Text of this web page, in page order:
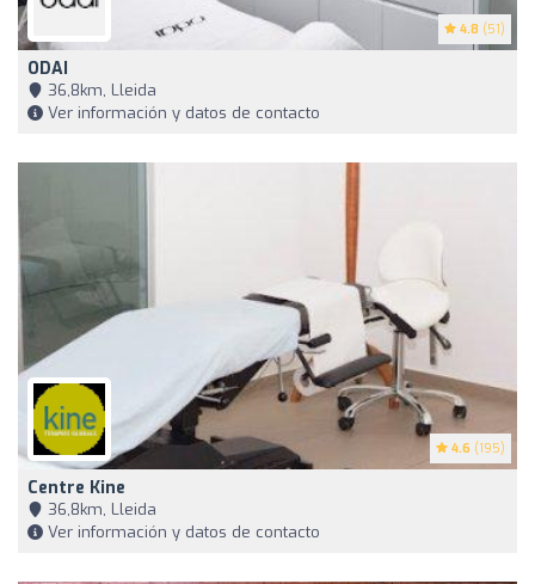
4.8 (51)
ODAI
36,8km, Lleida
Ver información y datos de contacto
4.6 (195)
Centre Kine
36,8km, Lleida
Ver información y datos de contacto